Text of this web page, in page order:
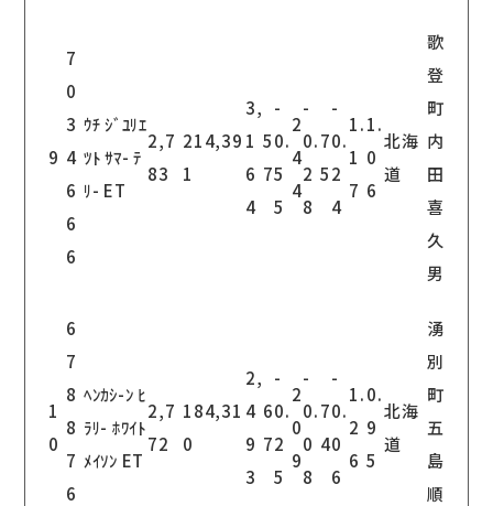
9
7
0
3
4
6
6
6
ｳﾁ ｼﾞﾕﾘｴ
ﾂﾄ ｻﾏ- ﾃ
ﾘ- ET
2,7
83
214,39
1
3,
1
6
4
5
7
-
0.
5
5
2
4
4
-
0.
2
8
7
5
-
0.
2
4
1.
1
7
1.
0
6
北海
道
歌
登
町
内
田
喜
久
男
1
0
6
7
8
8
7
6
ﾍﾝｶｼ-ﾝ ﾋ
ﾗﾘ- ﾎﾜｲﾄ
ﾒｲｿﾝ ET
2,7
72
184,31
0
2,
4
9
3
6
7
-
0.
2
5
2
0
9
-
0.
0
8
7
4
-
0.
0
6
1.
2
6
0.
9
5
北海
道
湧
別
町
五
島
順